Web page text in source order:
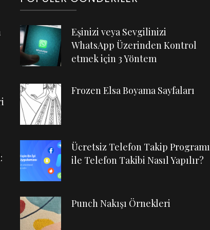
Eşinizi veya Sevgilinizi
WhatsApp Üzerinden Kontrol
etmek için 3 Yöntem
Frozen Elsa Boyama Sayfaları
Ücretsiz Telefon Takip Programı
ile Telefon Takibi Nasıl Yapılır?
Punch Nakışı Örnekleri